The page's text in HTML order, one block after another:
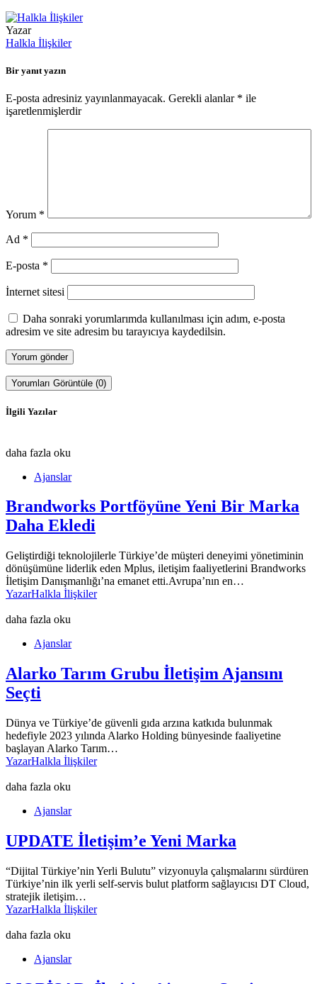
Yazar
Halkla İlişkiler
Bir yanıt yazın
E-posta adresiniz yayınlanmayacak. Gerekli alanlar * ile
işaretlenmişlerdir
Yorum *
Ad *
E-posta *
İnternet sitesi
Daha sonraki yorumlarımda kullanılması için adım, e-posta
adresim ve site adresim bu tarayıcıya kaydedilsin.
Yorumları Görüntüle (0)
İlgili Yazılar
daha fazla oku
Ajanslar
Brandworks Portföyüne Yeni Bir Marka
Daha Ekledi
Geliştirdiği teknolojilerle Türkiye’de müşteri deneyimi yönetiminin
dönüşümüne liderlik eden Mplus, iletişim faaliyetlerini Brandworks
İletişim Danışmanlığı’na emanet etti.Avrupa’nın en…
YazarHalkla İlişkiler
daha fazla oku
Ajanslar
Alarko Tarım Grubu İletişim Ajansını
Seçti
Dünya ve Türkiye’de güvenli gıda arzına katkıda bulunmak
hedefiyle 2023 yılında Alarko Holding bünyesinde faaliyetine
başlayan Alarko Tarım…
YazarHalkla İlişkiler
daha fazla oku
Ajanslar
UPDATE İletişim’e Yeni Marka
“Dijital Türkiye’nin Yerli Bulutu” vizyonuyla çalışmalarını sürdüren
Türkiye’nin ilk yerli self-servis bulut platform sağlayıcısı DT Cloud,
stratejik iletişim…
YazarHalkla İlişkiler
daha fazla oku
Ajanslar